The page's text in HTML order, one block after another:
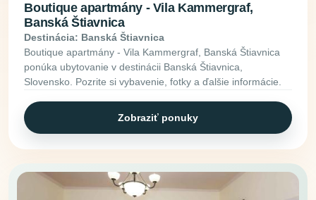
Boutique apartmány - Vila Kammergraf,
Banská Štiavnica
Destinácia: Banská Štiavnica
Boutique apartmány - Vila Kammergraf, Banská Štiavnica
ponúka ubytovanie v destinácii Banská Štiavnica,
Slovensko. Pozrite si vybavenie, fotky a ďalšie informácie.
Zobraziť ponuky